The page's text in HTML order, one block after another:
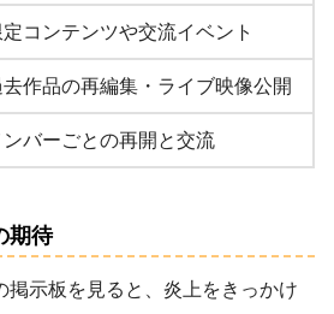
定コンテンツや交流イベント
去作品の再編集・ライブ映像公開
ンバーごとの再開と交流
期待
掲示板を見ると、炎上をきっかけ